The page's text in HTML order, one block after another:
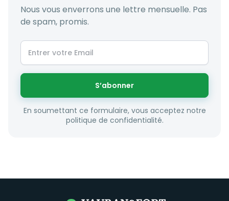
Nous vous enverrons une lettre mensuelle. Pas
de spam, promis.
S’abonner
En soumettant ce formulaire, vous acceptez notre
politique de confidentialité.